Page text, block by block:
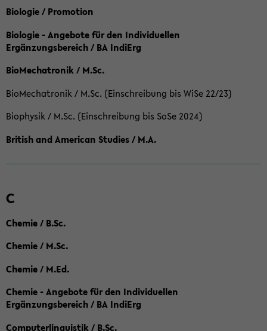
Biologie / Promotion
Biologie - Angebote für den Individuellen
Ergänzungsbereich / BA IndiErg
BioMechatronik / M.Sc.
BioMechatronik / M.Sc. (Einschreibung bis WiSe 22/23)
Biophysik / M.Sc. (Einschreibung bis SoSe 2024)
British and American Studies / M.A.
C
Chemie / B.Sc.
Chemie / M.Sc.
Chemie / M.Ed.
Chemie - Angebote für den Individuellen
Ergänzungsbereich / BA IndiErg
Computerlinguistik / B.Sc.